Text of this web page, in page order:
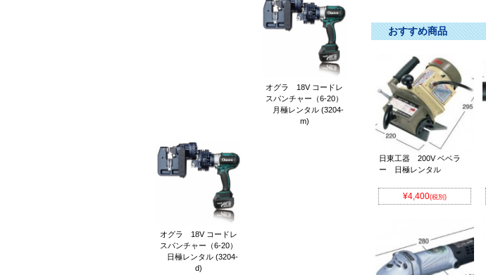
オグラ 18V コードレ
スパンチャー（6-20）
月極レンタル (3204-
m)
オグラ 18V コードレ
スパンチャー（6-20）
日極レンタル (3204-
d)
おすすめ商品
日東工器 200V ベベラ
ー 日極レンタル
¥4,400(税別)